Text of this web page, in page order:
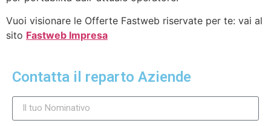
Vuoi visionare le Offerte Fastweb riservate per te: vai al
sito Fastweb Impresa
Contatta il reparto Aziende